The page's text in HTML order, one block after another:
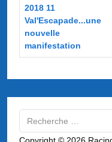
2018 11
Val'Escapade...une
nouvelle
manifestation
Type 2 or more